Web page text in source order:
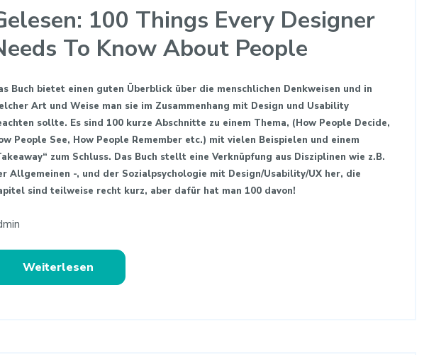
100 Things Every Designer
To Know About People
Buch bietet einen guten Überblick über die menschlichen Denkweisen und in
Art und Weise man sie im Zusammenhang mit Design und Usability
sollte. Es sind 100 kurze Abschnitte zu einem Thema, (How People Decide,
People See, How People Remember etc.) mit vielen Beispielen und einem
zum Schluss. Das Buch stellt eine Verknüpfung aus Disziplinen wie z.B.
Allgemeinen -, und der Sozialpsychologie mit Design/Usability/UX her, die
sind teilweise recht kurz, aber dafür hat man 100 davon!
Weiterlesen